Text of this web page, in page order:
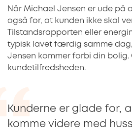
Når Michael Jensen er ude på
også for, at kunden ikke skal
Tilstandsrapporten eller
typisk lavet færdig samme
Jensen kommer forbi din
kundetilfredsheden.
Kunderne er glade for,
komme videre med